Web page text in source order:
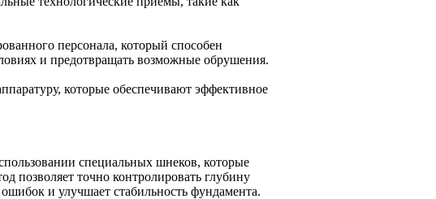
персонала, который способен
и предотвращать возможные обрушения.
которые обеспечивают эффективное
специальных шнеков, которые
позволяет точно контролировать глубину
и улучшает стабильность фундамента.